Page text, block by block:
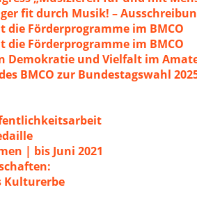
fit durch Musik! –
die Förderprogramme im BMCO
die Förderprogramme im BMCO
Demokratie und Vielfalt im
BMCO zur Bundestagswahl
| bis Juni 2021
Kulturerbe